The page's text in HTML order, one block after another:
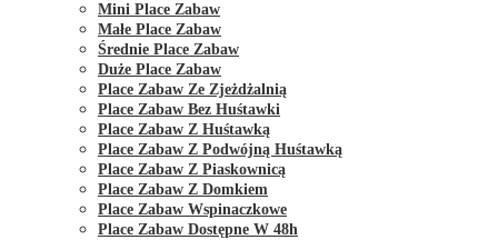
Mini Place Zabaw
Małe Place Zabaw
Średnie Place Zabaw
Duże Place Zabaw
Place Zabaw Ze Zjeżdżalnią
Place Zabaw Bez Huśtawki
Place Zabaw Z Huśtawką
Place Zabaw Z Podwójną Huśtawką
Place Zabaw Z Piaskownicą
Place Zabaw Z Domkiem
Place Zabaw Wspinaczkowe
Place Zabaw Dostępne W 48h